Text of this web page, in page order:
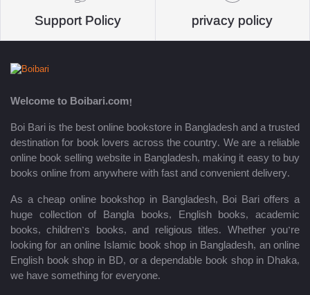
Support Policy privacy policy
Welcome to Boibari.com!
Boi Bari is the best online bookstore in Bangladesh and a trusted
destination for book lovers across the country. We are a reliable
online book selling website in Bangladesh, making it easy to buy
books online from anywhere with fast and convenient delivery.
As a cheap online bookshop in Bangladesh, Boi Bari offers a
huge collection of Bangla books, English books, academic
books, children’s books, and religious titles. Whether you’re
looking for an online Islamic book shop in Bangladesh, an online
English book shop in BD, or a dependable book shop in Dhaka,
we have something for everyone.